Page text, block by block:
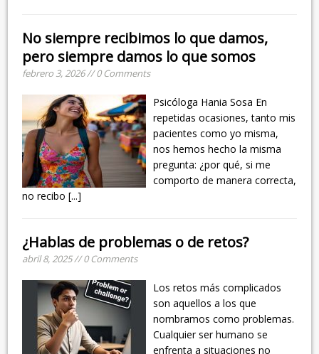
No siempre recibimos lo que damos,
pero siempre damos lo que somos
febrero 3, 2026 // 0 Comments
Psicóloga Hania Sosa En
repetidas ocasiones, tanto mis
pacientes como yo misma,
nos hemos hecho la misma
pregunta: ¿por qué, si me
comporto de manera correcta,
no recibo[...]
¿Hablas de problemas o de retos?
abril 8, 2025 // 0 Comments
Los retos más complicados
son aquellos a los que
nombramos como problemas.
Cualquier ser humano se
enfrenta a situaciones no